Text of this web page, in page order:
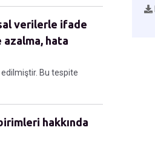
verilerle ifade
hata
Bu tespite
hakkında